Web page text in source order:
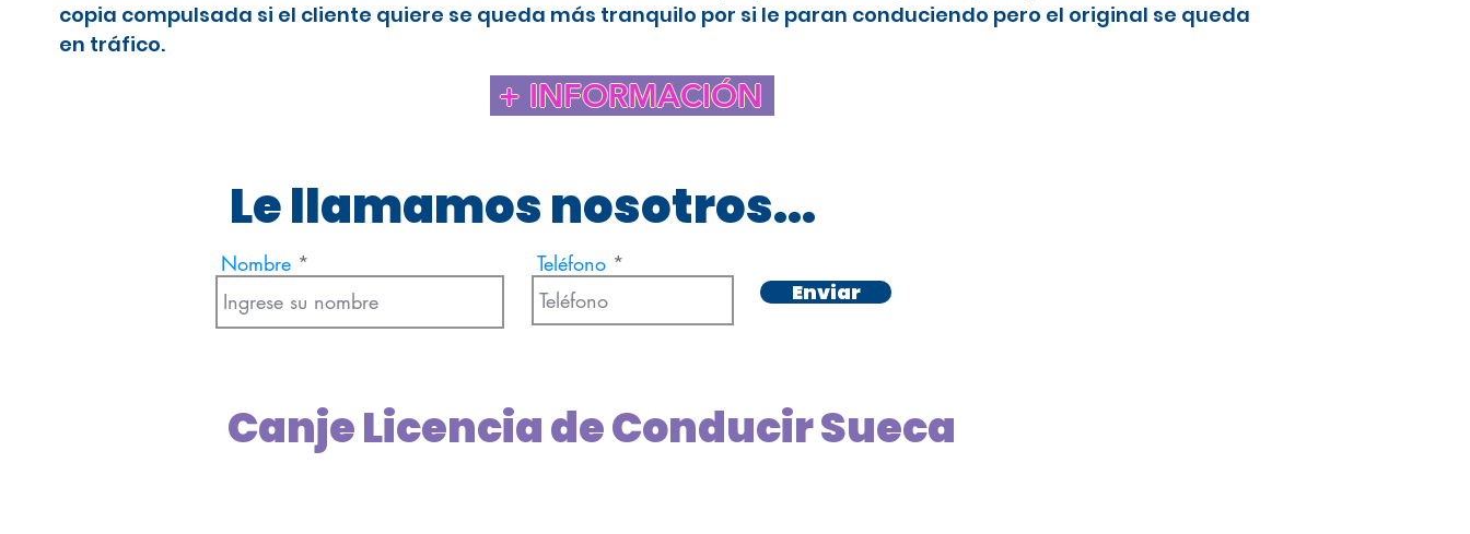
copia compulsada si el cliente quiere se queda más tranquilo por si le paran conduciendo pero el original se queda
en tráfico.
+ INFORMACIÓN
Le llamamos nosotros...
Nombre Teléfono
Enviar
Canje Licencia de Conducir Sueca